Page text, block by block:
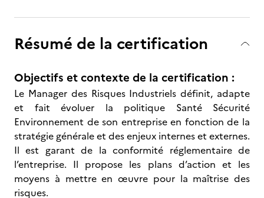
Résumé de la certification
Objectifs et contexte de la certification :
Le Manager des Risques Industriels définit, adapte
et fait évoluer la politique Santé Sécurité
Environnement de son entreprise en fonction de la
stratégie générale et des enjeux internes et externes.
Il est garant de la conformité réglementaire de
l’entreprise. Il propose les plans d’action et les
moyens à mettre en œuvre pour la maîtrise des
risques.